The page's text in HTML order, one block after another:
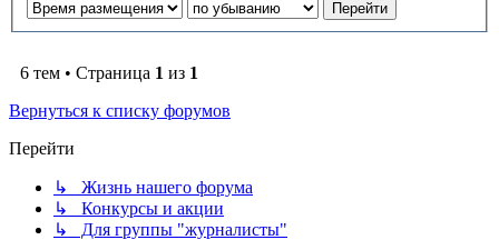
6 тем • Страница 1 из 1
Вернуться к списку форумов
Перейти
↳ Жизнь нашего форума
↳ Конкурсы и акции
↳ Для группы "журналисты"